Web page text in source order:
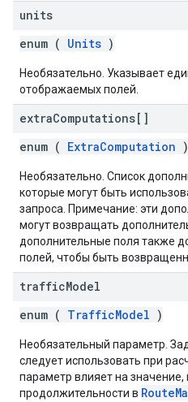
units
enum ( Units )
Необязательно. Указывает
отображаемых полей.
extraComputations[]
enum ( ExtraComputation )
Необязательно. Список
которые могут быть
запроса. Примечание: эти
могут возвращать
дополнительные поля также
полей, чтобы быть
trafficModel
enum ( TrafficModel )
Необязательный параметр.
следует использовать при
параметр влияет на
продолжительности в